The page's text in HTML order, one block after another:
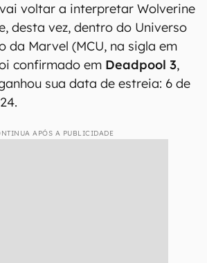
voltar a interpretar Wolverine
desta vez, dentro do Universo
da Marvel (MCU, na sigla em
confirmado em Deadpool 3,
sua data de estreia: 6 de
APÓS A PUBLICIDADE